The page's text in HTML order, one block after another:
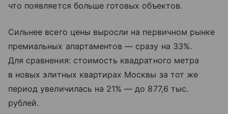
что появляется больше готовых объектов.
Сильнее всего цены выросли на первичном рынке
премиальных апартаментов — сразу на 33%.
Для сравнения: стоимость квадратного метра
в новых элитных квартирах Москвы за тот же
период увеличилась на 21% — до 877,6 тыс.
рублей.